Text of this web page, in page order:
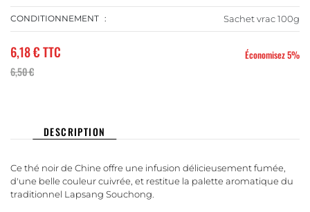
CONDITIONNEMENT Sachet vrac 100g
Économisez 5%
6,18 €TTC
6,50 €
DESCRIPTION
Ce thé noir de Chine offre une infusion délicieusement fumée,
d'une belle couleur cuivrée, et restitue la palette aromatique du
traditionnel Lapsang Souchong.